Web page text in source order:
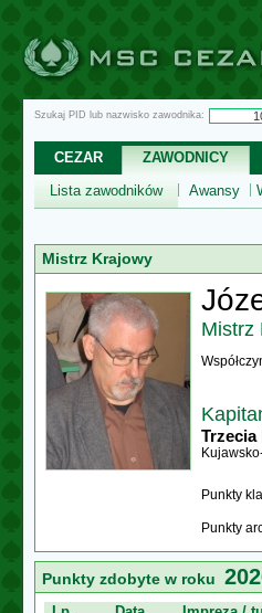
Szukaj PID lub nazwisko zawodnika:
CEZAR ZAWODNICY
Lista zawodników
Awansy
Mistrz Krajowy
Mistrz
Trzecia
Punkty
Punkty
Punkty zdobyte w roku